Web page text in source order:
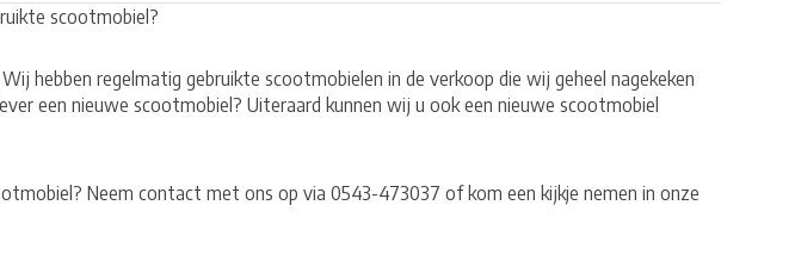
scootmobiel?
hebben regelmatig gebruikte scootmobielen in de verkoop die wij geheel nagekeken
een nieuwe scootmobiel? Uiteraard kunnen wij u ook een nieuwe scootmobiel
Neem contact met ons op via 0543-473037 of kom een kijkje nemen in onze